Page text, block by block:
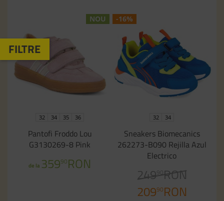
NOU
32 34 35 36
Pantofi Froddo Lou
G3130269-8 Pink
de la 35990RON
-16%
32 34
Sneakers Biomecanics
262273-B090 Rejilla Azul
Electrico
249 90RON
20990RON